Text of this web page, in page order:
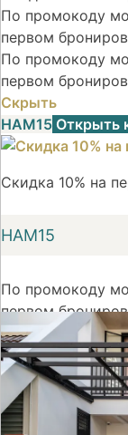
По промокоду
первом
По промокоду
первом
Скрыть
НАМ15 Открыть
Скидка 10% на
НАМ15
По промокоду
первом
На сайт